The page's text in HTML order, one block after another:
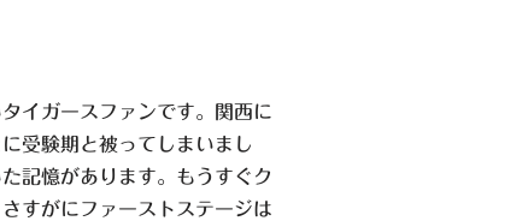
イガースファンです。関西に
受験期と被ってしまいまし
記憶があります。もうすぐク
すがにファーストステージは